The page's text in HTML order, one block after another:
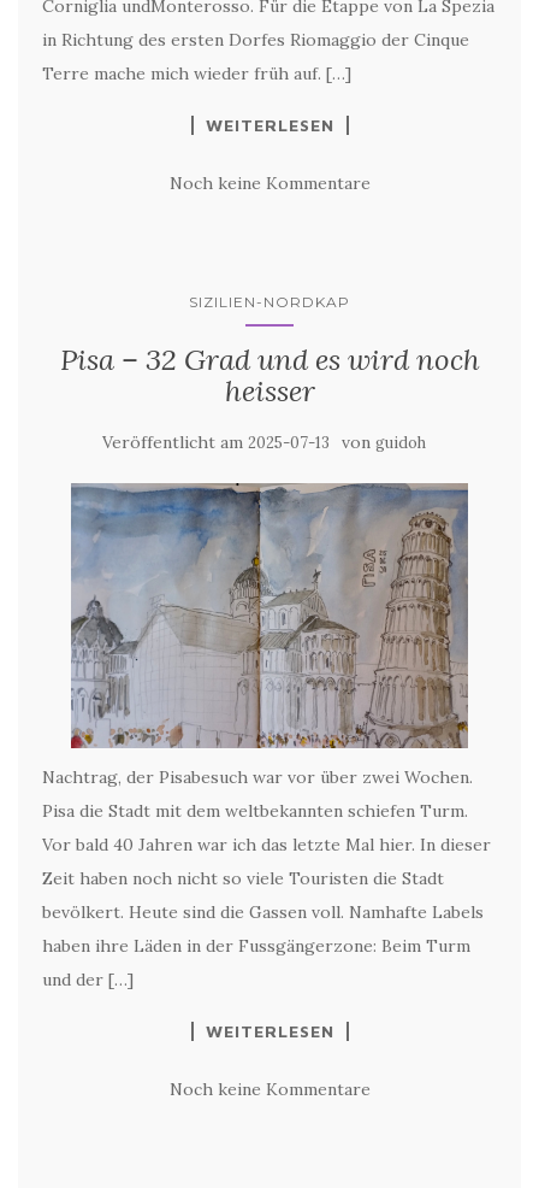
Corniglia undMonterosso. Für die Etappe von La Spezia
in Richtung des ersten Dorfes Riomaggio der Cinque
Terre mache mich wieder früh auf. […]
WEITERLESEN
Noch keine Kommentare
SIZILIEN-NORDKAP
Pisa – 32 Grad und es wird noch
heisser
Veröffentlicht am 2025-07-13 von guidoh
Nachtrag, der Pisabesuch war vor über zwei Wochen.
Pisa die Stadt mit dem weltbekannten schiefen Turm.
Vor bald 40 Jahren war ich das letzte Mal hier. In dieser
Zeit haben noch nicht so viele Touristen die Stadt
bevölkert. Heute sind die Gassen voll. Namhafte Labels
haben ihre Läden in der Fussgängerzone: Beim Turm
und der […]
WEITERLESEN
Noch keine Kommentare